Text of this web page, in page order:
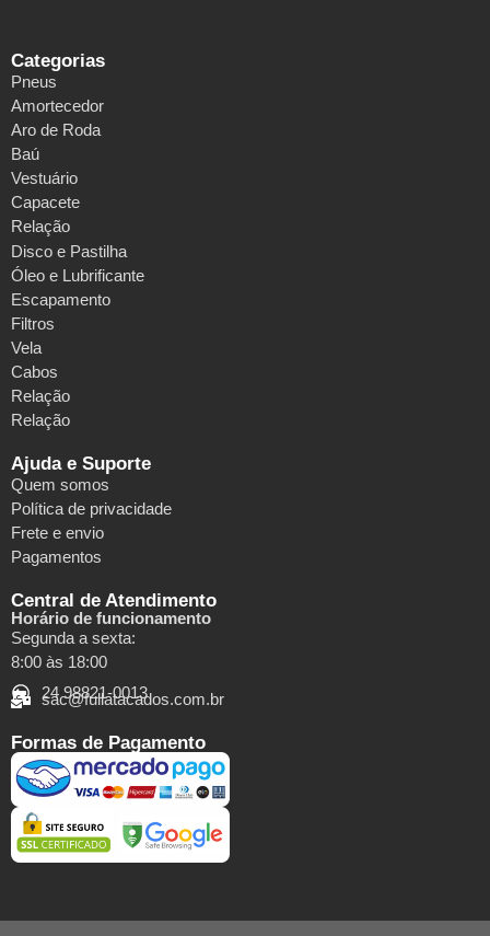
Categorias
Pneus
Amortecedor
Aro de Roda
Baú
Vestuário
Capacete
Relação
Disco e Pastilha
Óleo e Lubrificante
Escapamento
Filtros
Vela
Cabos
Relação
Relação
Ajuda e Suporte
Quem somos
Política de privacidade
Frete e envio
Pagamentos
Central de Atendimento
Horário de funcionamento
Segunda a sexta:
8:00 às 18:00
24 98821-0013
sac@fullatacados.com.br
Formas de Pagamento